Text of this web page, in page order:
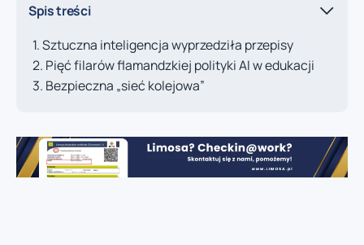
Spis treści
Sztuczna inteligencja wyprzedziła przepisy
Pięć filarów flamandzkiej polityki AI w edukacji
Bezpieczna „sieć kolejowa”